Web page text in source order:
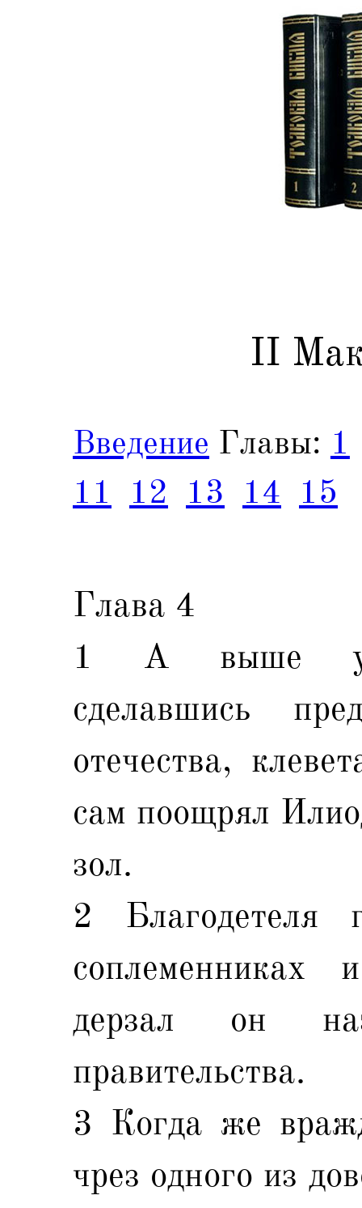
II
Введение Главы: 1
11
12 13 14 15
Глава 4
1 А выше
сделавшись
отечества,
сам поощрял
зол.
2 Благодетеля
соплеменниках
дерзал он
правительства.
3 Когда же
чрез одного из